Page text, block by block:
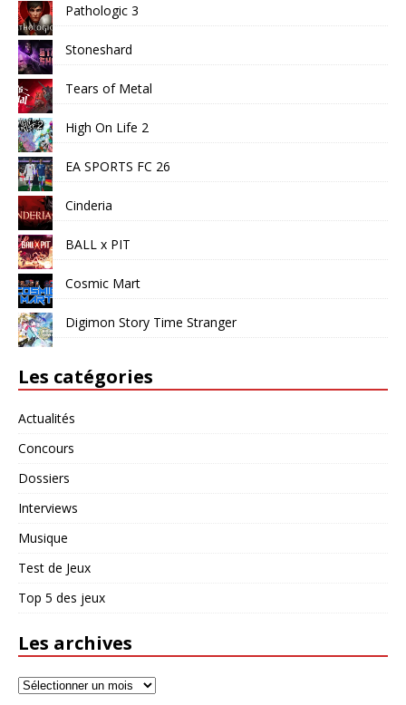
Pathologic 3
Stoneshard
Tears of Metal
High On Life 2
EA SPORTS FC 26
Cinderia
BALL x PIT
Cosmic Mart
Digimon Story Time Stranger
Les catégories
Actualités
Concours
Dossiers
Interviews
Musique
Test de Jeux
Top 5 des jeux
Les archives